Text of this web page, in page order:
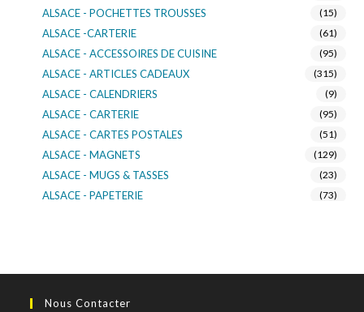
ALSACE - POCHETTES TROUSSES (15)
ALSACE -CARTERIE (61)
ALSACE - ACCESSOIRES DE CUISINE (95)
ALSACE - ARTICLES CADEAUX (315)
ALSACE - CALENDRIERS (9)
ALSACE - CARTERIE (95)
ALSACE - CARTES POSTALES (51)
ALSACE - MAGNETS (129)
ALSACE - MUGS & TASSES (23)
ALSACE - PAPETERIE (73)
Nous Contacter